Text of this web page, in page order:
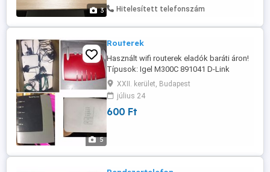
3
berendezés) is van raktáron! Közösségi
Baseline Switch ...
Hitelesített telefonszám
5
Routerek
Használt wifi routerek eladók baráti áron!
Típusok: Igel M300C 891041 D-Link
DSL360R Cisco Meraki MR18 Fritz Boksz
Wlan7390 Fritz AVM01026 Tkom
Speedport W724V Type Ci Ár: 600.- +áfa-
tól 15.000.- +áfa-ig
XXII. kerület, Budapest
július 24
600 Ft